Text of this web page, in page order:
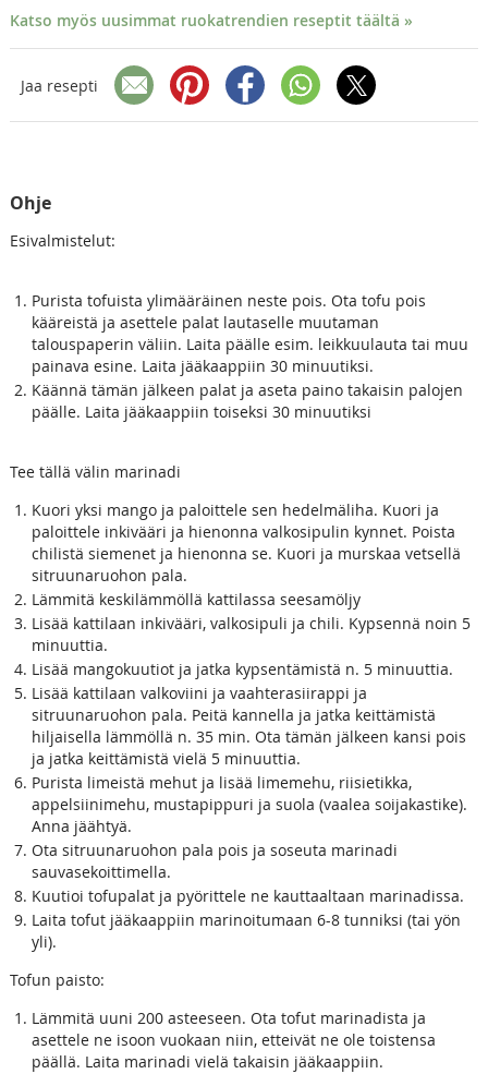
Katso myös uusimmat ruokatrendien reseptit täältä »
Jaa resepti
Ohje
Esivalmistelut:
Purista tofuista ylimääräinen neste pois. Ota tofu pois
kääreistä ja asettele palat lautaselle muutaman
talouspaperin väliin. Laita päälle esim. leikkuulauta tai muu
painava esine. Laita jääkaappiin 30 minuutiksi.
Käännä tämän jälkeen palat ja aseta paino takaisin palojen
päälle. Laita jääkaappiin toiseksi 30 minuutiksi
Tee tällä välin marinadi
Kuori yksi mango ja paloittele sen hedelmäliha. Kuori ja
paloittele inkivääri ja hienonna valkosipulin kynnet. Poista
chilistä siemenet ja hienonna se. Kuori ja murskaa vetsellä
sitruunaruohon pala.
Lämmitä keskilämmöllä kattilassa seesamöljy
Lisää kattilaan inkivääri, valkosipuli ja chili. Kypsennä noin 5
minuuttia.
Lisää mangokuutiot ja jatka kypsentämistä n. 5 minuuttia.
Lisää kattilaan valkoviini ja vaahterasiirappi ja
sitruunaruohon pala. Peitä kannella ja jatka keittämistä
hiljaisella lämmöllä n. 35 min. Ota tämän jälkeen kansi pois
ja jatka keittämistä vielä 5 minuuttia.
Purista limeistä mehut ja lisää limemehu, riisietikka,
appelsiinimehu, mustapippuri ja suola (vaalea soijakastike).
Anna jäähtyä.
Ota sitruunaruohon pala pois ja soseuta marinadi
sauvasekoittimella.
Kuutioi tofupalat ja pyörittele ne kauttaaltaan marinadissa.
Laita tofut jääkaappiin marinoitumaan 6-8 tunniksi (tai yön
yli).
Tofun paisto:
Lämmitä uuni 200 asteeseen. Ota tofut marinadista ja
asettele ne isoon vuokaan niin, etteivät ne ole toistensa
päällä. Laita marinadi vielä takaisin jääkaappiin.